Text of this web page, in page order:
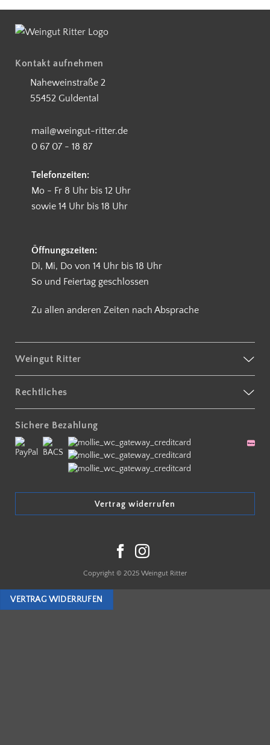
Kontakt aufnehmen
Naheweinstraße 2
55452 Guldental
mail@weingut-ritter.de
0 67 07 - 18 87
Telefonzeiten:
Mo - Fr 8 Uhr bis 12 Uhr
sowie 14 Uhr bis 18 Uhr
Öffnungszeiten:
Di, Mi, Do von 14 Uhr bis 18 Uhr
So und Feiertag geschlossen
Zu allen anderen Zeiten nach Absprache
Weingut Ritter
Rechtliches
Sichere Bezahlung
Vertrag widerrufen
Copyright © 2025 Weingut Ritter
VERTRAG WIDERRUFEN